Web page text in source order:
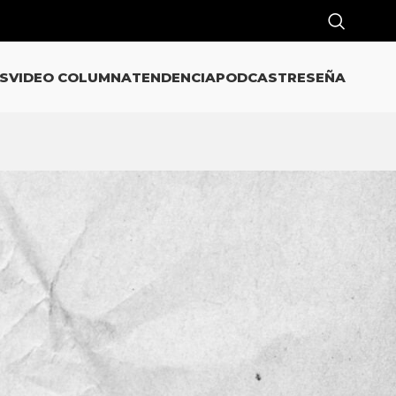
VIDEO COLUMNATENDENCIAPODCASTRESEÑA